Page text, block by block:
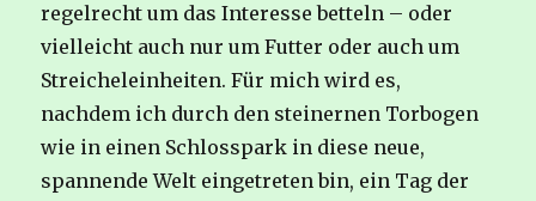
regelrecht um das Interesse betteln – oder
vielleicht auch nur um Futter oder auch um
Streicheleinheiten. Für mich wird es,
nachdem ich durch den steinernen Torbogen
wie in einen Schlosspark in diese neue,
spannende Welt eingetreten bin, ein Tag der